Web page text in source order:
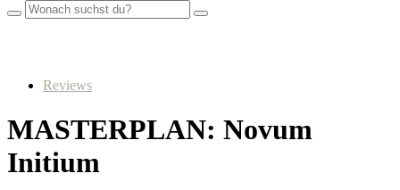
Reviews
MASTERPLAN: Novum
Initium